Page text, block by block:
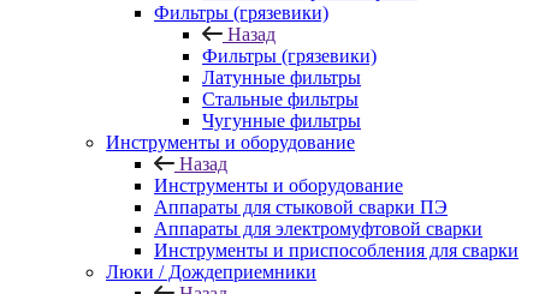
Фильтры (грязевики)
Назад
Фильтры (грязевики)
Латунные фильтры
Стальные фильтры
Чугунные фильтры
Инструменты и оборудование
Назад
Инструменты и оборудование
Аппараты для стыковой сварки ПЭ
Аппараты для электромуфтовой сварки
Инструменты и приспособления для сварки
Люки / Дождеприемники